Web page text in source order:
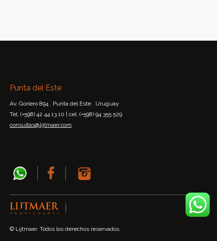
Punta del Este
Av. Gorlero 894 . Punta del Este . Uruguay
Tel. (+598) 42 44 13 10 | cel. (+598) 94 355 529
consultas@lijtmaer.com
© Lijtmaer. Todos los derechos reservados.